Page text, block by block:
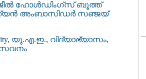
ഹോൾഡിംഗ്‌സ് ബൂത്ത്
അംബാസിഡർ സഞ്ജയ്
, യു.എ.ഇ., വിദ്യാഭ്യാസം,